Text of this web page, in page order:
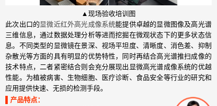
▲现场验收培训图
此次出口的 显微近红外高光成像系统能提供卓越的显微图像及高光谱
三维信息，通过数据处理分析等进而挖掘在微观状态下的更多状态信
息。不同类型的显微镜在景深、视场平坦度、清晰度、消色差、抑制
杂散光等方面的具有明显的优势特性，同时再结合高光谱推扫成像的
技术特点，二者紧密结合则会充分展现出显微高光谱成像系统的优越
性能。为植被病害、生物细胞、医疗诊断、食品安全等行业的研究和
应用提供快速、无损的检测手段。
▌产品特点：